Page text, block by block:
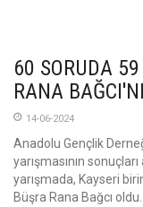
60 SORUDA
RANA
14-06-2024
Anadolu Gençlik
yarışmasının
yarışmada, Kayseri
Büşra Rana Bağcı